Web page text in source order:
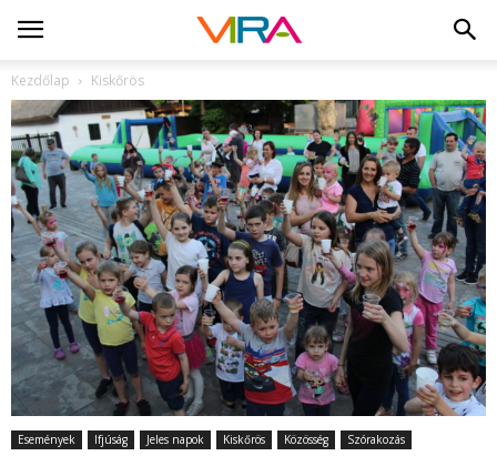
Kezdőlap Kiskőrös
Események Ifjúság Jeles napok Kiskőrös Közösség Szórakozás